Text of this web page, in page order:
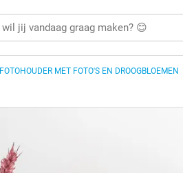
FOTOHOUDER MET FOTO'S EN DROOGBLOEMEN